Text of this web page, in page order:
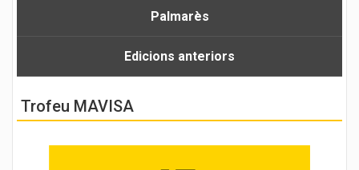
Palmarès
Edicions anteriors
Trofeu MAVISA